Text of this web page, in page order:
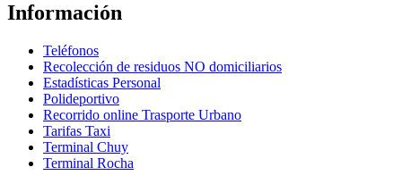
Información
Teléfonos
Recolección de residuos NO domiciliarios
Estadísticas Personal
Polideportivo
Recorrido online Trasporte Urbano
Tarifas Taxi
Terminal Chuy
Terminal Rocha